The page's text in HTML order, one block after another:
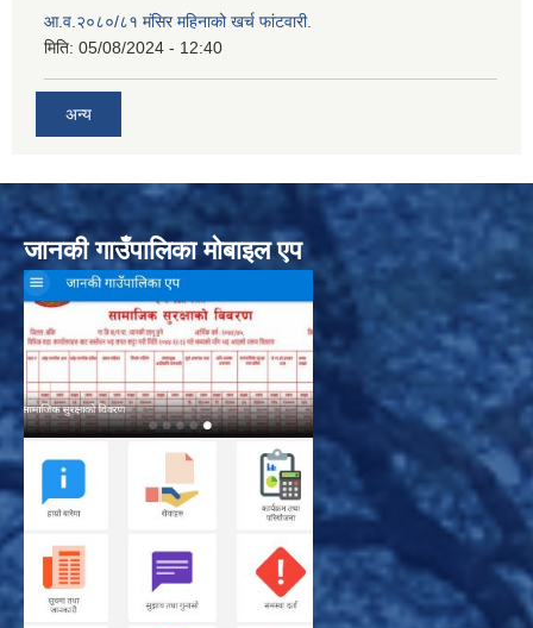
आ.व.२०८०/८१ मंसिर महिनाको खर्च फांटवारी.
मिति: 05/08/2024 - 12:40
अन्य
जानकी गाउँपालिका मोबाइल एप